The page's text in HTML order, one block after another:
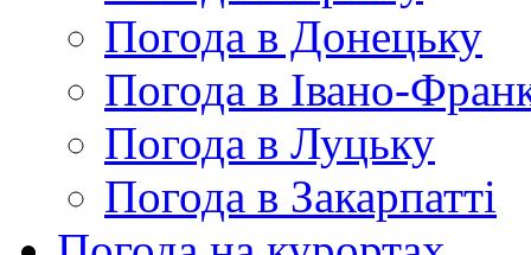
Погода в Донецьку
Погода в Івано-
Погода в Луцьку
Погода в Закарпатті